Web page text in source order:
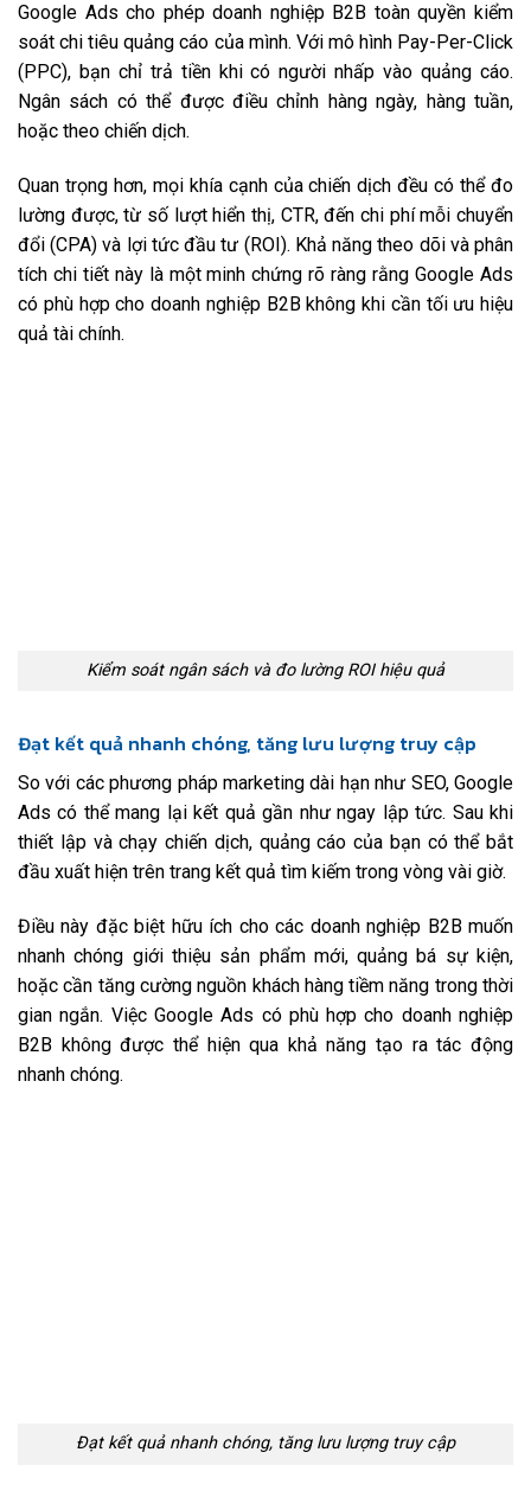
Google Ads cho phép doanh nghiệp B2B toàn quyền kiểm
soát chi tiêu quảng cáo của mình. Với mô hình Pay-Per-Click
(PPC), bạn chỉ trả tiền khi có người nhấp vào quảng cáo.
Ngân sách có thể được điều chỉnh hàng ngày, hàng tuần,
hoặc theo chiến dịch.
Quan trọng hơn, mọi khía cạnh của chiến dịch đều có thể đo
lường được, từ số lượt hiển thị, CTR, đến chi phí mỗi chuyển
đổi (CPA) và lợi tức đầu tư (ROI). Khả năng theo dõi và phân
tích chi tiết này là một minh chứng rõ ràng rằng Google Ads
có phù hợp cho doanh nghiệp B2B không khi cần tối ưu hiệu
quả tài chính.
Kiểm soát ngân sách và đo lường ROI hiệu quả
Đạt kết quả nhanh chóng, tăng lưu lượng truy cập
So với các phương pháp marketing dài hạn như SEO, Google
Ads có thể mang lại kết quả gần như ngay lập tức. Sau khi
thiết lập và chạy chiến dịch, quảng cáo của bạn có thể bắt
đầu xuất hiện trên trang kết quả tìm kiếm trong vòng vài giờ.
Điều này đặc biệt hữu ích cho các doanh nghiệp B2B muốn
nhanh chóng giới thiệu sản phẩm mới, quảng bá sự kiện,
hoặc cần tăng cường nguồn khách hàng tiềm năng trong thời
gian ngắn. Việc Google Ads có phù hợp cho doanh nghiệp
B2B không được thể hiện qua khả năng tạo ra tác động
nhanh chóng.
Đạt kết quả nhanh chóng, tăng lưu lượng truy cập